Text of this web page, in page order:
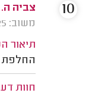
צביה
משוב: 09/09/2025
תיאור
החלפת
חוות
10